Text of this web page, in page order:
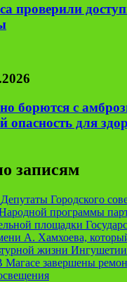
проверили
борются с
опасность для
записям
Депутаты Городского
программы
площадки
А. Хамхоева,
жизни Ингушетии
Магасе завершены